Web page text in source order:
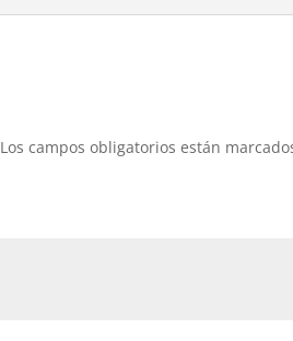
Los campos obligatorios están